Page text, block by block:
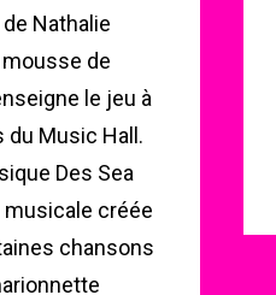
Nathalie
mousse de
le jeu à
du Music Hall.
Des Sea
musicale créée
chansons